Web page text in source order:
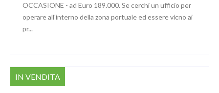
OCCASIONE - ad Euro 189.000. Se cerchi un ufficio per
operare all'interno della zona portuale ed essere vicno ai
pr...
IN VENDITA